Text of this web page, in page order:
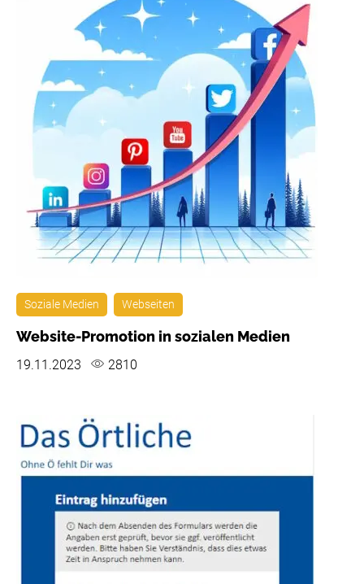
Soziale Medien Webseiten
Website-Promotion in sozialen Medien
19.11.2023 2810